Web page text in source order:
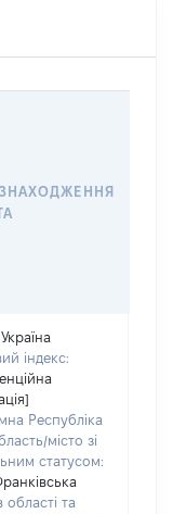
Україна
індекс:
Республіка
місто зі
статусом:
області та